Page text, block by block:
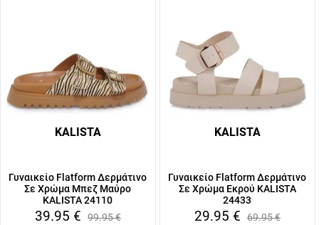
KALISTA
Γυναικείο Flatform Δερμάτινο
Σε Χρώμα Μπεζ Μαύρο
KALISTA 24110
39.95 € 99.95€
KALISTA
Γυναικείο Flatform Δερμάτινο
Σε Χρώμα Εκρού KALISTA
24433
29.95 € 69.95€